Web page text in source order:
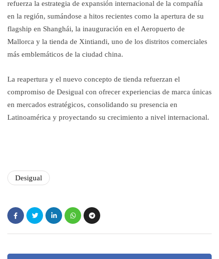
refuerza la estrategia de expansión internacional de la compañía
en la región, sumándose a hitos recientes como la apertura de su
flagship en Shanghái, la inauguración en el Aeropuerto de
Mallorca y la tienda de Xintiandi, uno de los distritos comerciales
más emblemáticos de la ciudad china.
La reapertura y el nuevo concepto de tienda refuerzan el
compromiso de Desigual con ofrecer experiencias de marca únicas
en mercados estratégicos, consolidando su presencia en
Latinoamérica y proyectando su crecimiento a nivel internacional.
Desigual